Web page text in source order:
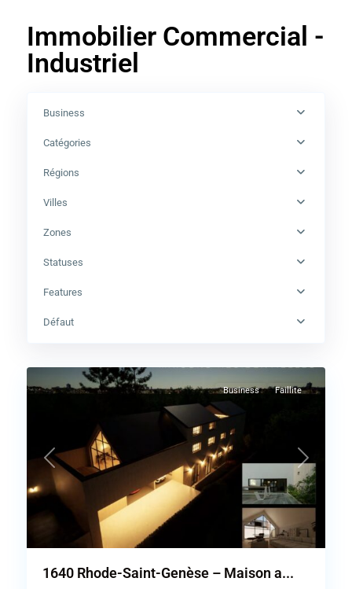
Immobilier Commercial -
Industriel
Business
Catégories
Régions
Villes
Zones
Statuses
Features
Défaut
Flamand,
Rhode-
Previous Next
Business Faillite
1640 Rhode-Saint-Genèse – Maison a...